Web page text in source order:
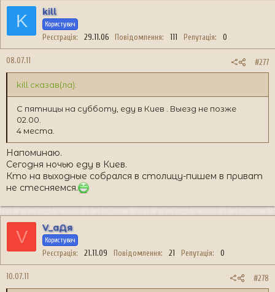
K kill
Користувач
Реєстрація 29.11.06 Повідомлення 111 Репутація 0
08.07.11 #277
kill сказав(ла):
С пятницы на субботу, еду в Киев . Выезд не позже
02.00.
4 места.
Напоминаю.
Сегодня ночью еду в Киев.
Кто на выходные собрался в столицу-пишем в приват
не стесняемся.
V V_аДя
Користувач
Реєстрація 21.11.09 Повідомлення 21 Репутація 0
10.07.11 #278